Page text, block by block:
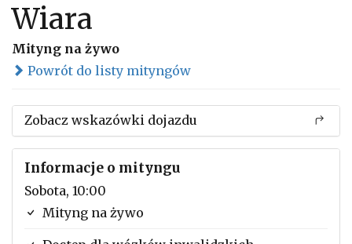
Wiara
Mityng na żywo
Powrót do listy mityngów
Zobacz wskazówki dojazdu
Informacje o mityngu
Sobota, 10:00
Mityng na żywo